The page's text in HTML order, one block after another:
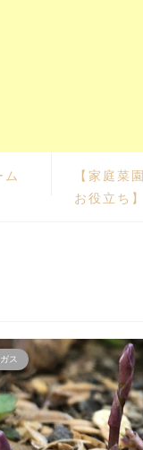
ム
【家庭菜園
お役立ち】
ス